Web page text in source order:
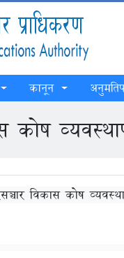
कानून
कोष
विकास कोष